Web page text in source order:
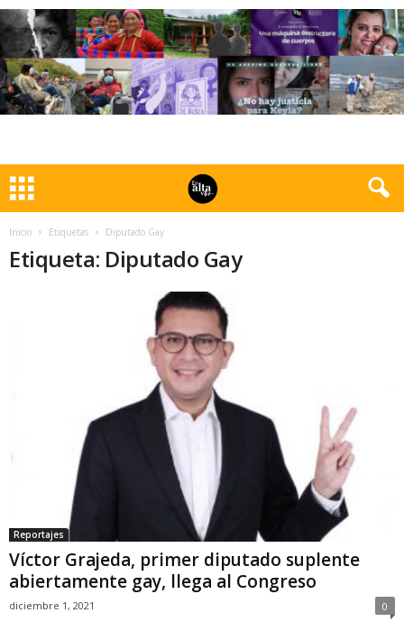
Inicio Etiquetas Diputado Gay
Etiqueta: Diputado Gay
Reportajes
Víctor Grajeda, primer diputado suplente
abiertamente gay, llega al Congreso
diciembre 1, 2021 0